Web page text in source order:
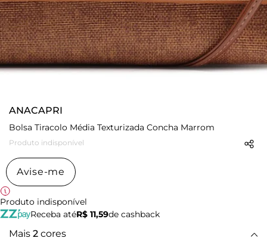
ANACAPRI
Bolsa Tiracolo Média Texturizada Concha Marrom
Produto indisponível
Avise-me
Produto indisponível
Receba atéR$ 11,59de cashback
Mais 2 cores